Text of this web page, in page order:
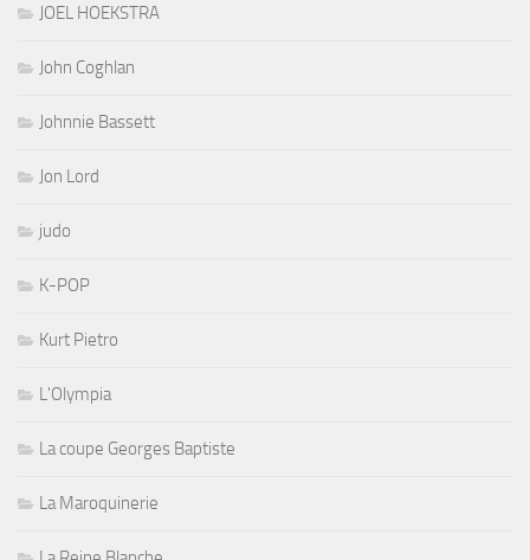
JOEL HOEKSTRA
John Coghlan
Johnnie Bassett
Jon Lord
judo
K-POP
Kurt Pietro
L'Olympia
La coupe Georges Baptiste
La Maroquinerie